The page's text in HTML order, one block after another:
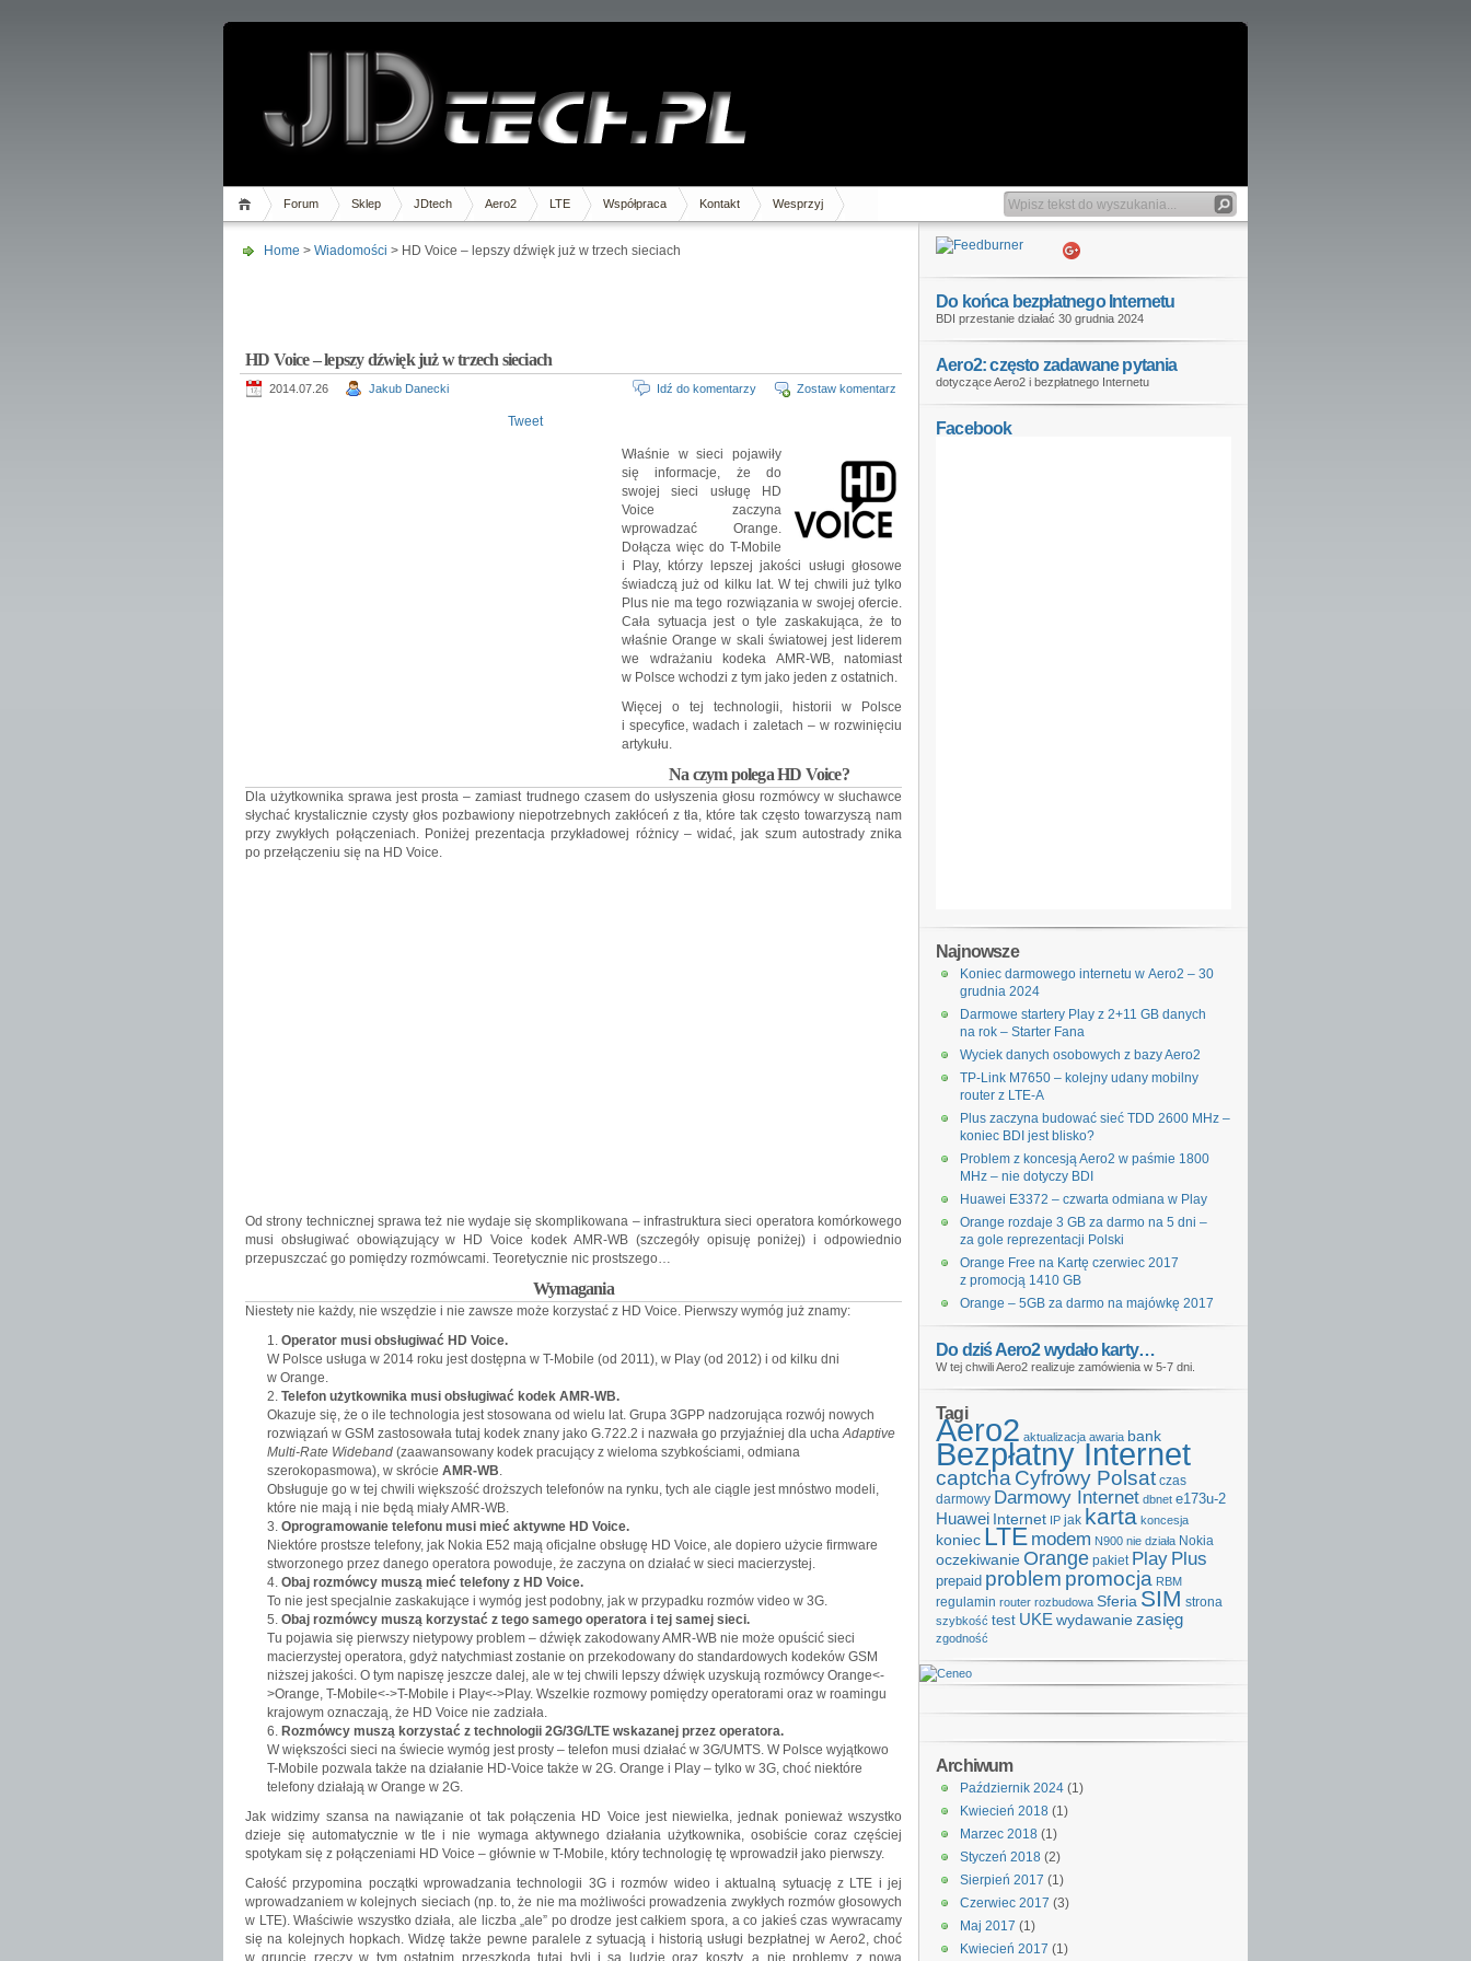
Forum Sklep JDtech Aero2 LTE Współpraca Kontakt Wesprzyj
Home > Wiadomości > HD Voice – lepszy dźwięk już w trzech sieciach
HD Voice – lepszy dźwięk już w trzech sieciach
2014.07.26 Jakub Danecki Zostaw komentarz
Idź do komentarzy
Tweet
Właśnie w sieci pojawiły
się informacje, że do
swojej sieci usługę HD
Voice zaczyna
wprowadzać Orange.
Dołącza więc do T-Mobile
i Play, którzy lepszej jakości usługi głosowe
świadczą już od kilku lat. W tej chwili już tylko
Plus nie ma tego rozwiązania w swojej ofercie.
Cała sytuacja jest o tyle zaskakująca, że to
właśnie Orange w skali światowej jest liderem
we wdrażaniu kodeka AMR-WB, natomiast
w Polsce wchodzi z tym jako jeden z ostatnich.
Więcej o tej technologii, historii w Polsce
i specyfice, wadach i zaletach – w rozwinięciu
artykułu.
Na czym polega HD Voice?
Dla użytkownika sprawa jest prosta – zamiast trudnego czasem do usłyszenia głosu rozmówcy w słuchawce
słychać krystalicznie czysty głos pozbawiony niepotrzebnych zakłóceń z tła, które tak często towarzyszą nam
przy zwykłych połączeniach. Poniżej prezentacja przykładowej różnicy – widać, jak szum autostrady znika
po przełączeniu się na HD Voice.
Od strony technicznej sprawa też nie wydaje się skomplikowana – infrastruktura sieci operatora komórkowego
musi obsługiwać obowiązujący w HD Voice kodek AMR-WB (szczegóły opisuję poniżej) i odpowiednio
przepuszczać go pomiędzy rozmówcami. Teoretycznie nic prostszego…
Wymagania
Niestety nie każdy, nie wszędzie i nie zawsze może korzystać z HD Voice. Pierwszy wymóg już znamy:
Operator musi obsługiwać HD Voice.
W Polsce usługa w 2014 roku jest dostępna w T-Mobile (od 2011), w Play (od 2012) i od kilku dni
w Orange.
Telefon użytkownika musi obsługiwać kodek AMR-WB.
Okazuje się, że o ile technologia jest stosowana od wielu lat. Grupa 3GPP nadzorująca rozwój nowych
rozwiązań w GSM zastosowała tutaj kodek znany jako G.722.2 i nazwała go przyjaźniej dla uchaAdaptive
Multi-Rate Wideband (zaawansowany kodek pracujący z wieloma szybkościami, odmiana
szerokopasmowa), w skrócie AMR-WB.
Obsługuje go w tej chwili większość droższych telefonów na rynku, tych ale ciągle jest mnóstwo modeli,
które nie mają i nie będą miały AMR-WB.
Oprogramowanie telefonu musi mieć aktywne HD Voice.
Niektóre prostsze telefony, jak Nokia E52 mają oficjalne obsługę HD Voice, ale dopiero użycie firmware
stworzonego przez danego operatora powoduje, że zaczyna on działać w sieci macierzystej.
Obaj rozmówcy muszą mieć telefony z HD Voice.
To nie jest specjalnie zaskakujące i wymóg jest podobny, jak w przypadku rozmów video w 3G.
Obaj rozmówcy muszą korzystać z tego samego operatora i tej samej sieci.
Tu pojawia się pierwszy nietypowy problem – dźwięk zakodowany AMR-WB nie może opuścić sieci
macierzystej operatora, gdyż natychmiast zostanie on przekodowany do standardowych kodeków GSM
niższej jakości. O tym napiszę jeszcze dalej, ale w tej chwili lepszy dźwięk uzyskują rozmówcy Orange<-
>Orange, T-Mobile<->T-Mobile i Play<->Play. Wszelkie rozmowy pomiędzy operatorami oraz w roamingu
krajowym oznaczają, że HD Voice nie zadziała.
Rozmówcy muszą korzystać z technologii 2G/3G/LTE wskazanej przez operatora.
W większości sieci na świecie wymóg jest prosty – telefon musi działać w 3G/UMTS. W Polsce wyjątkowo
T-Mobile pozwala także na działanie HD-Voice także w 2G. Orange i Play – tylko w 3G, choć niektóre
telefony działają w Orange w 2G.
Jak widzimy szansa na nawiązanie ot tak połączenia HD Voice jest niewielka, jednak ponieważ wszystko
dzieje się automatycznie w tle i nie wymaga aktywnego działania użytkownika, osobiście coraz częściej
spotykam się z połączeniami HD Voice – głównie w T-Mobile, który technologię tę wprowadził jako pierwszy.
Całość przypomina początki wprowadzania technologii 3G i rozmów wideo i aktualną sytuację z LTE i jej
wprowadzaniem w kolejnych sieciach (np. to, że nie ma możliwości prowadzenia zwykłych rozmów głosowych
w LTE). Właściwie wszystko działa, ale liczba „ale” po drodze jest całkiem spora, a co jakieś czas wywracamy
się na kolejnych hopkach. Widzę także pewne paralele z sytuacją i historią usługi bezpłatnej w Aero2, choć
w gruncie rzeczy w tym ostatnim przeszkodą tutaj byli i są ludzie oraz koszty, a nie problemy z nową
Do końca bezpłatnego Internetu
BDI przestanie działać 30 grudnia 2024
Aero2: często zadawane pytania
dotyczące Aero2 i bezpłatnego Internetu
Facebook
Najnowsze
Koniec darmowego internetu w Aero2 – 30
grudnia 2024
Darmowe startery Play z 2+11 GB danych
na rok – Starter Fana
Wyciek danych osobowych z bazy Aero2
TP-Link M7650 – kolejny udany mobilny
router z LTE-A
Plus zaczyna budować sieć TDD 2600 MHz –
koniec BDI jest blisko?
Problem z koncesją Aero2 w paśmie 1800
MHz – nie dotyczy BDI
Huawei E3372 – czwarta odmiana w Play
Orange rozdaje 3 GB za darmo na 5 dni –
za gole reprezentacji Polski
Orange Free na Kartę czerwiec 2017
z promocją 1410 GB
Orange – 5GB za darmo na majówkę 2017
Do dziś Aero2 wydało karty…
W tej chwili Aero2 realizuje zamówienia w 5-7 dni.
Tagi
Aero2 aktualizacja awaria bank
Bezpłatny Internet
captcha Cyfrowy Polsat czas
darmowy Darmowy Internet dbnet e173u-2
Huawei Internet IP jak karta koncesja
koniec LTE modem N900 nie działa Nokia
oczekiwanie Orange pakiet Play Plus
prepaid problem promocja RBM
regulamin router rozbudowa Sferia SIM strona
szybkość test UKE wydawaniezasięg
zgodność
Archiwum
Październik 2024 (1)
Kwiecień 2018 (1)
Marzec 2018 (1)
Styczeń 2018 (2)
Sierpień 2017 (1)
Czerwiec 2017 (3)
Maj 2017 (1)
Kwiecień 2017 (1)